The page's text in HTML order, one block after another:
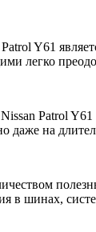
Y61
легко
Patrol
даже на
в шинах,